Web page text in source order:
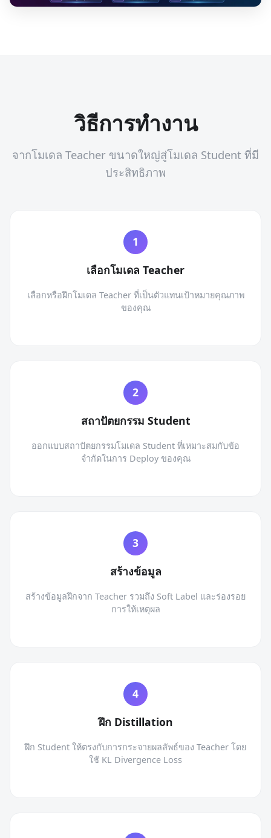
วิธีการทำงาน
จากโมเดล Teacher ขนาดใหญ่สู่โมเดล Student ที่มี
ประสิทธิภาพ
เลือกโมเดล Teacher
เลือกหรือฝึกโมเดล Teacher ที่เป็นตัวแทนเป้าหมายคุณภาพ
ของคุณ
สถาปัตยกรรม Student
ออกแบบสถาปัตยกรรมโมเดล Student ที่เหมาะสมกับข้อ
จำกัดในการ Deploy ของคุณ
สร้างข้อมูล
สร้างข้อมูลฝึกจาก Teacher รวมถึง Soft Label และร่องรอย
การให้เหตุผล
ฝึก Distillation
ฝึก Student ให้ตรงกับการกระจายผลลัพธ์ของ Teacher โดย
ใช้ KL Divergence Loss